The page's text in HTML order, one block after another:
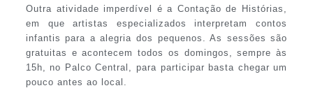
Outra atividade imperdível é a Contação de Histórias,
em que artistas especializados interpretam contos
infantis para a alegria dos pequenos. As sessões são
gratuitas e acontecem todos os domingos, sempre às
15h, no Palco Central, para participar basta chegar um
pouco antes ao local.